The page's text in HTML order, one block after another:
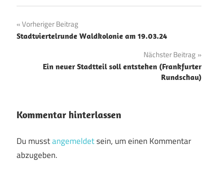
Beitragsnavigation
Vorheriger Beitrag
Stadtviertelrunde Waldkolonie am 19.03.24
Nächster Beitrag
Ein neuer Stadtteil soll entstehen (Frankfurter
Rundschau)
Kommentar hinterlassen
Du musstangemeldetsein, um einen Kommentar
abzugeben.